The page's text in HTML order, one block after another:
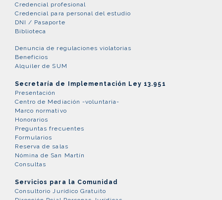
Credencial profesional
Credencial para personal del estudio
DNI / Pasaporte
Biblioteca
Denuncia de regulaciones violatorias
Beneficios
Alquiler de SUM
Secretaría de Implementación Ley 13.951
Presentación
Centro de Mediación -voluntaria-
Marco normativo
Honorarios
Preguntas frecuentes
Formularios
Reserva de salas
Nómina de San Martín
Consultas
Servicios para la Comunidad
Consultorio Jurídico Gratuito